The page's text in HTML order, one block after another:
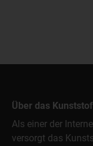
Über das
Als einer der
versorgt das